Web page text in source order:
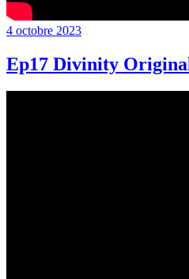
Publié
4 octobre 2023
Ep17 Divinity